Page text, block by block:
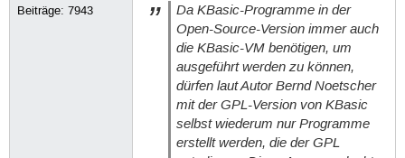
Beiträge:7943
Da KBasic-Programme in der
Open-Source-Version immer auch
die KBasic-VM benötigen, um
ausgeführt werden zu können,
dürfen laut Autor Bernd Noetscher
mit der GPL-Version von KBasic
selbst wiederum nur Programme
erstellt werden, die der GPL